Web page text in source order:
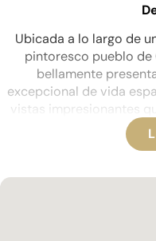
Ubicada a lo largo de
pintoresco pueblo de
bellamente
excepcional de vida
vistas impresionantes
amplio